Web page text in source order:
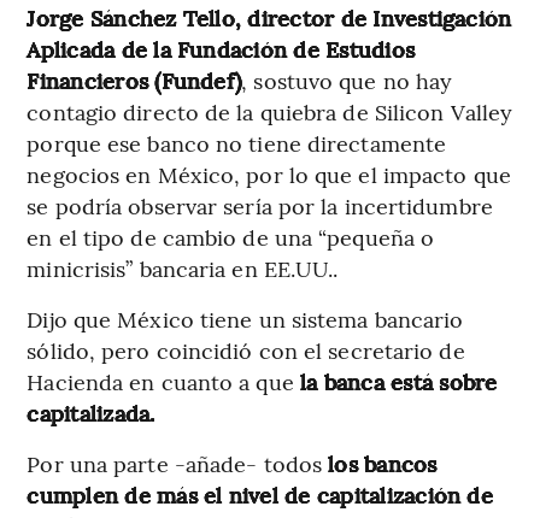
Jorge Sánchez Tello, director de Investigación
Aplicada de la Fundación de Estudios
Financieros (Fundef), sostuvo que no hay
contagio directo de la quiebra de Silicon Valley
porque ese banco no tiene directamente
negocios en México, por lo que el impacto que
se podría observar sería por la incertidumbre
en el tipo de cambio de una “pequeña o
minicrisis” bancaria en EE.UU..
Dijo que México tiene un sistema bancario
sólido, pero coincidió con el secretario de
Hacienda en cuanto a que la banca está sobre
capitalizada.
Por una parte -añade- todoslos bancos
cumplen de más el nivel de capitalización de